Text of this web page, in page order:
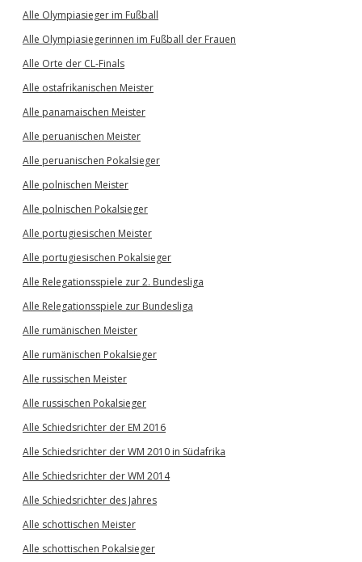
Alle Olympiasieger im Fußball
Alle Olympiasiegerinnen im Fußball der Frauen
Alle Orte der CL-Finals
Alle ostafrikanischen Meister
Alle panamaischen Meister
Alle peruanischen Meister
Alle peruanischen Pokalsieger
Alle polnischen Meister
Alle polnischen Pokalsieger
Alle portugiesischen Meister
Alle portugiesischen Pokalsieger
Alle Relegationsspiele zur 2. Bundesliga
Alle Relegationsspiele zur Bundesliga
Alle rumänischen Meister
Alle rumänischen Pokalsieger
Alle russischen Meister
Alle russischen Pokalsieger
Alle Schiedsrichter der EM 2016
Alle Schiedsrichter der WM 2010 in Südafrika
Alle Schiedsrichter der WM 2014
Alle Schiedsrichter des Jahres
Alle schottischen Meister
Alle schottischen Pokalsieger